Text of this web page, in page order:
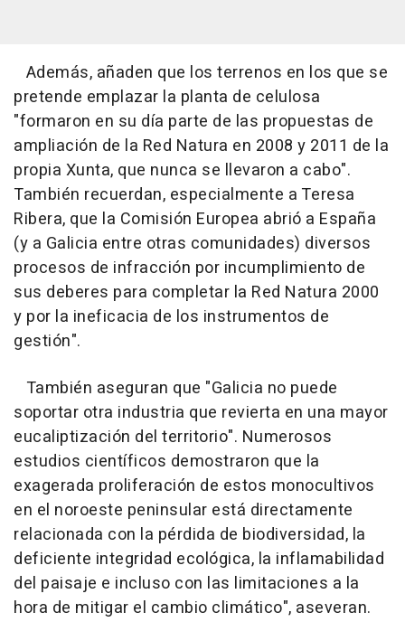
Además, añaden que los terrenos en los que se
pretende emplazar la planta de celulosa
"formaron en su día parte de las propuestas de
ampliación de la Red Natura en 2008 y 2011 de la
propia Xunta, que nunca se llevaron a cabo".
También recuerdan, especialmente a Teresa
Ribera, que la Comisión Europea abrió a España
(y a Galicia entre otras comunidades) diversos
procesos de infracción por incumplimiento de
sus deberes para completar la Red Natura 2000
y por la ineficacia de los instrumentos de
gestión".
También aseguran que "Galicia no puede
soportar otra industria que revierta en una mayor
eucaliptización del territorio". Numerosos
estudios científicos demostraron que la
exagerada proliferación de estos monocultivos
en el noroeste peninsular está directamente
relacionada con la pérdida de biodiversidad, la
deficiente integridad ecológica, la inflamabilidad
del paisaje e incluso con las limitaciones a la
hora de mitigar el cambio climático", aseveran.